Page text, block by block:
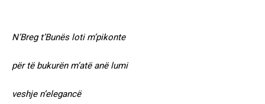
N’Breg t’Bunës loti m’pikonte
për të bukurën m’atë anë lumi
veshje n’elegancë